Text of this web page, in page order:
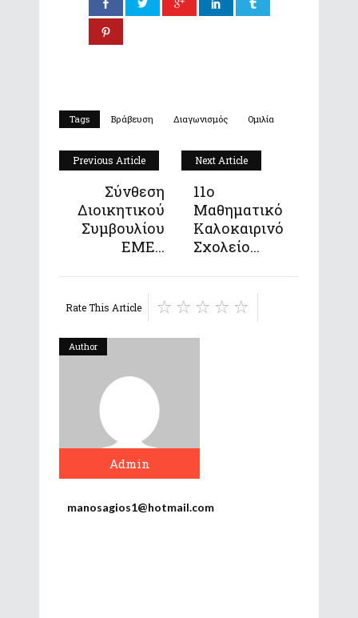
Tags Βράβευση Διαγωνισμός Ομιλία
Previous Article
Σύνθεση
Διοικητικού
Συμβουλίου
ΕΜΕ...
Next Article
11ο
Μαθηματικό
Καλοκαιρινό
Σχολείο...
Rate This Article
Author
Admin
manosagios1@hotmail.com